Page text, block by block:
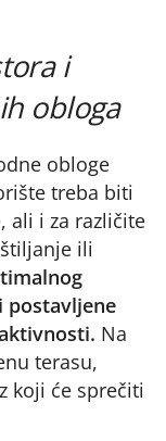
i
obloga
obloge
treba biti
ali i za različite
ili
postavljene
Na
terasu,
koji će sprečiti